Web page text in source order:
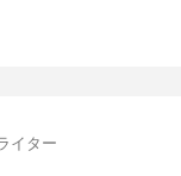
イター